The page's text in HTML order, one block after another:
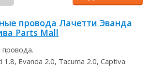
провода Лачетти Эванда
Parts Mall
Evanda 2.0, Tacuma 2.0, Captiva